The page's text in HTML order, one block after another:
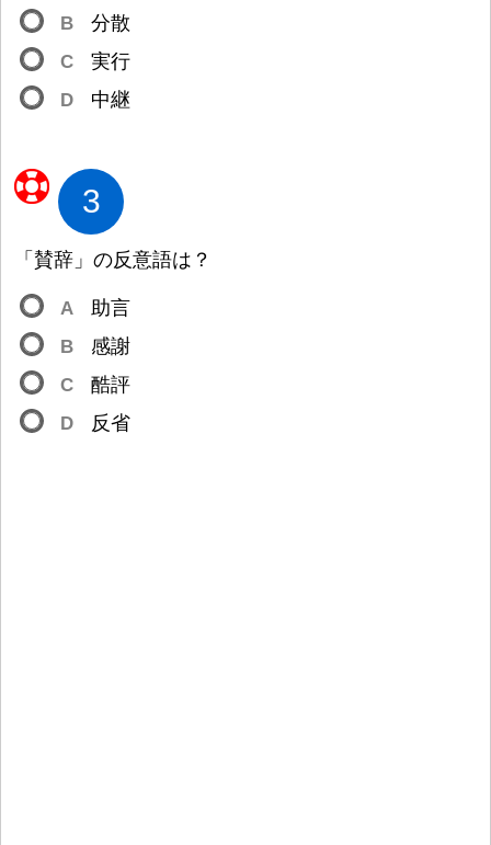
B 分散
C
実行
D
中継
3
「 賛辞 」の反意語は ？
A 助言
B
感謝
C
酷評
D
反省